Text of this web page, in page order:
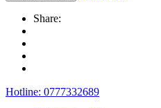
Share:
Hotline: 0777332689